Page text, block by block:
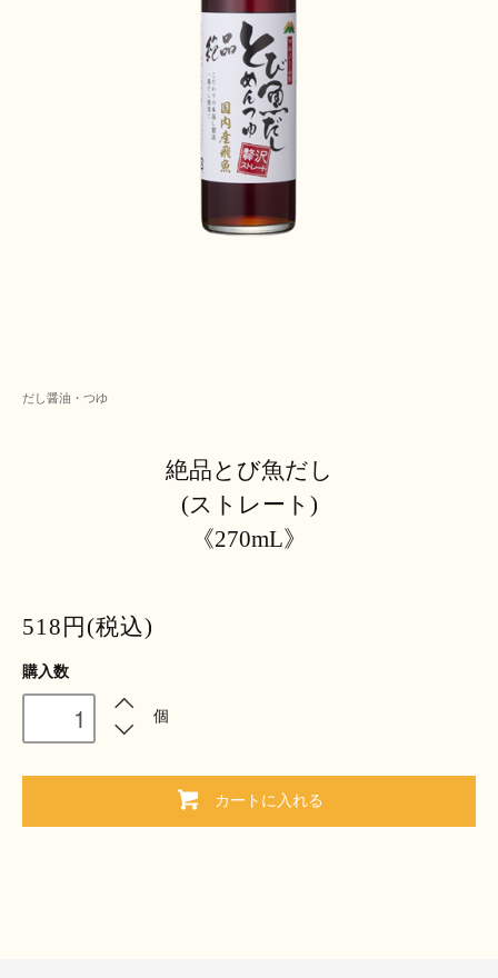
だし醤油・つゆ
絶品とび魚だし
(ストレート)
《270mL》
518円(税込)
購入数
個
カートに入れる